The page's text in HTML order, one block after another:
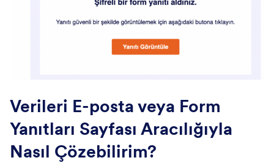
Verileri E-posta veya Form
Yanıtları Sayfası Aracılığıyla
Nasıl Çözebilirim?